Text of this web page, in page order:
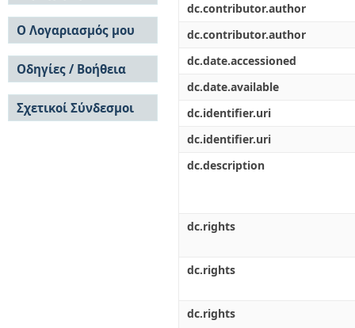
dc.contributor.author
dc.contributor.author
dc.date.accessioned
dc.date.available
dc.identifier.uri
dc.identifier.uri
dc.description
dc.rights
dc.rights
dc.rights
Σε όλο το DSpace
Κοινότητες & Συλλογές
Ανά Ημερομηνία
Έκδοσης
Συγγραφείς
Τίτλοι
Θέματα
Ο Λογαριασμός μου
Σύνδεση
Εγγραφή
Οδηγίες / Βοήθεια
Οδηγίες Υποβολής
Οδηγίες Χρήσης ΙΑ
Συχνές Ερωτήσεις
Σχετικοί Σύνδεσμοι